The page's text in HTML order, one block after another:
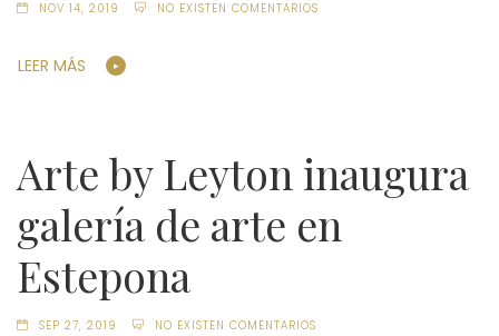
NOV 14, 2019 NO EXISTEN COMENTARIOS
LEER MÁS
Arte by Leyton inaugura
galería de arte en
Estepona
SEP 27, 2019 NO EXISTEN COMENTARIOS